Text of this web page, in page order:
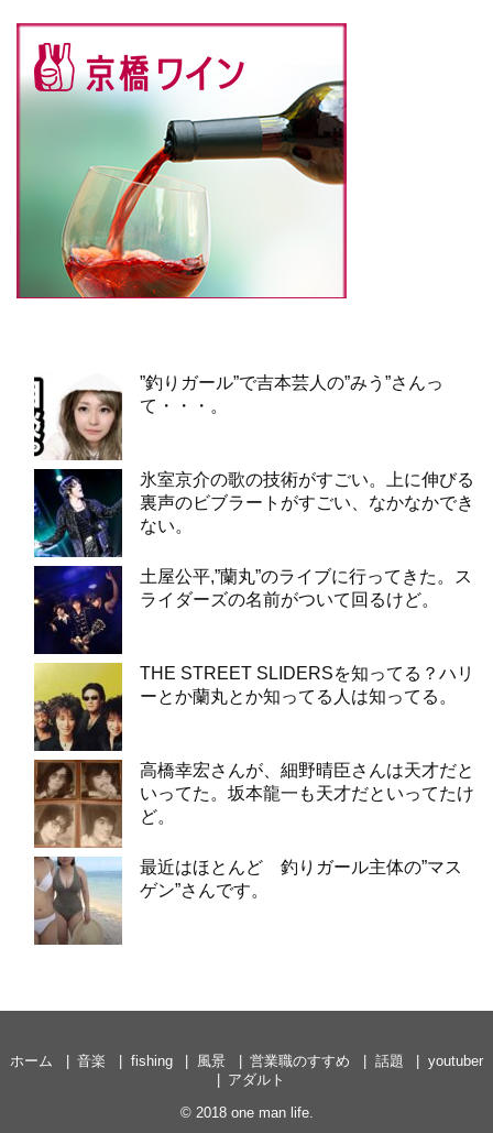
”釣りガール”で吉本芸人の”みう”さんっ
て・・・。
氷室京介の歌の技術がすごい。上に伸びる
裏声のビブラートがすごい、なかなかでき
ない。
土屋公平,”蘭丸”のライブに行ってきた。ス
ライダーズの名前がついて回るけど。
THE STREET SLIDERSを知ってる？ハリ
ーとか蘭丸とか知ってる人は知ってる。
高橋幸宏さんが、細野晴臣さんは天才だと
いってた。坂本龍一も天才だといってたけ
ど。
最近はほとんど 釣りガール主体の”マス
ゲン”さんです。
ホーム 音楽 fishing 風景 営業職のすすめ 話題
youtuber
アダルト
© 2018 one man life.